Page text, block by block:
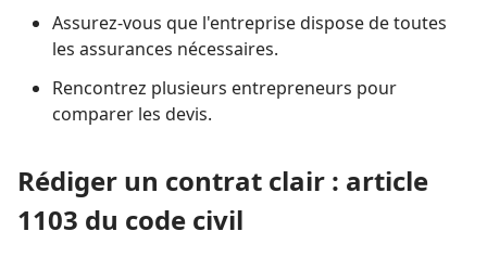
Assurez-vous que l'entreprise dispose de toutes
les assurances nécessaires.
Rencontrez plusieurs entrepreneurs pour
comparer les devis.
Rédiger un contrat clair : article
1103 du code civil